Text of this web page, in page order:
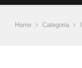
Home Categoria